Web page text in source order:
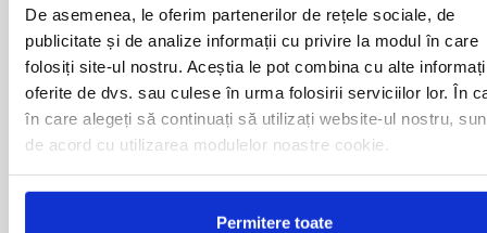
De asemenea, le oferim partenerilor de rețele sociale, de
publicitate și de analize informații cu privire la modul în care
folosiți site-ul nostru. Aceștia le pot combina cu alte
oferite de dvs. sau culese în urma folosirii serviciilor lor. În
în care alegeți să continuați să utilizați website-ul nostru,
de acord cu utilizarea modulelor noastre cookie.
Permitere toate
BACAU
BAIA MARE
BAILE HERCULANE
BAILESTI
BALS-IS
BALS-OT
BARCA
BARLAD
BECHET
NUSFALAU
OLTENITA
ONESTI
ORADEA
ORSOVA
PASCANI
PERICEI
PERISOR
PETROSANI
PIATRA NEAMT